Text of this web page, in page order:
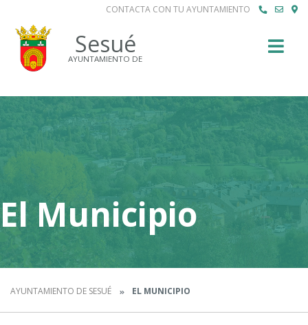
CONTACTA CON TU AYUNTAMIENTO
Sesué
AYUNTAMIENTO DE
El Municipio
AYUNTAMIENTO DE SESUÉ EL MUNICIPIO